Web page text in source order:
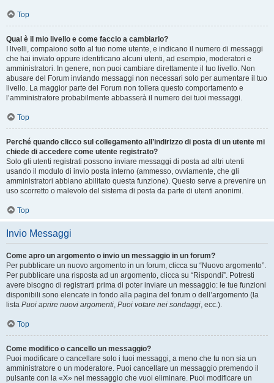
Top
Qual è il mio livello e come faccio a cambiarlo?
I livelli, compaiono sotto al tuo nome utente, e indicano il numero di messaggi
che hai inviato oppure identificano alcuni utenti, ad esempio, moderatori e
amministratori. In genere, non puoi cambiare direttamente il tuo livello. Non
abusare del Forum inviando messaggi non necessari solo per aumentare il tuo
livello. La maggior parte dei Forum non tollera questo comportamento e
l’amministratore probabilmente abbasserà il numero dei tuoi messaggi.
Top
Perché quando clicco sul collegamento all’indirizzo di posta di un utente mi
chiede di accedere come utente registrato?
Solo gli utenti registrati possono inviare messaggi di posta ad altri utenti
usando il modulo di invio posta interno (ammesso, ovviamente, che gli
amministratori abbiano abilitato questa funzione). Questo serve a prevenire un
uso scorretto o malevolo del sistema di posta da parte di utenti anonimi.
Top
Invio Messaggi
Come apro un argomento o invio un messaggio in un forum?
Per pubblicare un nuovo argomento in un forum, clicca su “Nuovo argomento”.
Per pubblicare una risposta ad un argomento, clicca su “Rispondi”. Potresti
avere bisogno di registrarti prima di poter inviare un messaggio: le tue funzioni
disponibili sono elencate in fondo alla pagina del forum o dell’argomento (la
lista Puoi aprire nuovi argomenti, Puoi votare nei sondaggi, ecc.).
Top
Come modifico o cancello un messaggio?
Puoi modificare o cancellare solo i tuoi messaggi, a meno che tu non sia un
amministratore o un moderatore. Puoi cancellare un messaggio premendo il
pulsante con la «X» nel messaggio che vuoi eliminare. Puoi modificare un